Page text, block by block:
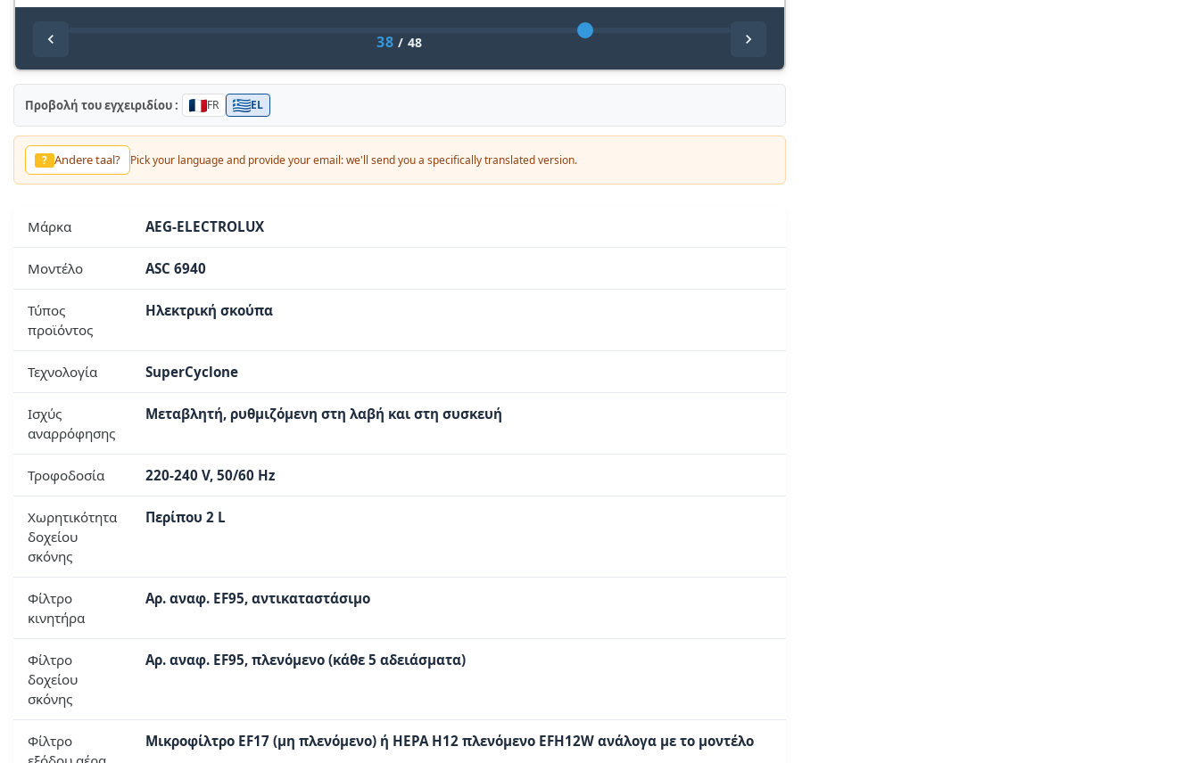
38 / 48
Προβολή του εγχειριδίου : FR EL
? Andere taal? Pick your language and provide your email: we'll send you a specifically translated version.
Μάρκα AEG-ELECTROLUX
Μοντέλο ASC 6940
Τύπος
προϊόντος
Ηλεκτρική σκούπα
Τεχνολογία SuperCyclone
Ισχύς
αναρρόφησης
Μεταβλητή, ρυθμιζόμενη στη λαβή και στη συσκευή
Τροφοδοσία 220-240 V, 50/60 Hz
Χωρητικότητα
δοχείου
σκόνης
Περίπου 2 L
Φίλτρο
κινητήρα
Αρ. αναφ. EF95, αντικαταστάσιμο
Φίλτρο
δοχείου
σκόνης
Αρ. αναφ. EF95, πλενόμενο (κάθε 5 αδειάσματα)
Φίλτρο
Μικροφίλτρο EF17 (μη πλενόμενο) ή HEPA H12 πλενόμενο EFH12W ανάλογα με το μοντέλο